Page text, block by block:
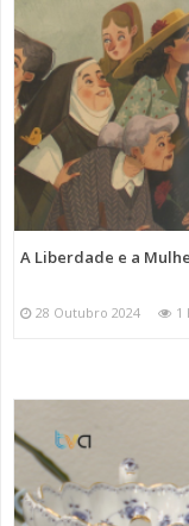
A Liberdade e a
28 Outubro 2024 1